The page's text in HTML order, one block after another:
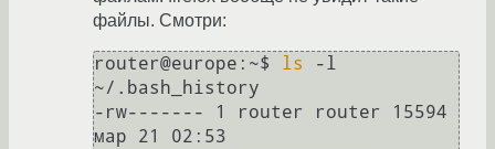
файлы. Смотри:
router@europe:~$ ls
-l
~/.bash_history
-rw------- 1 router router 15594
мар 21 02:53